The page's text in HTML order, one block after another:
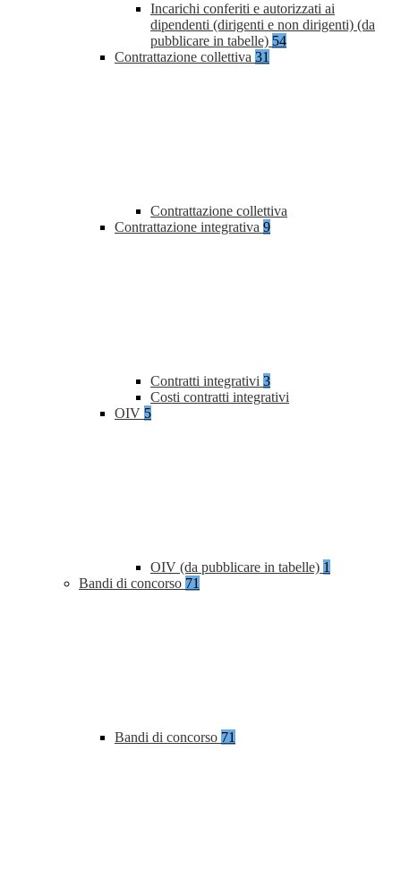
Incarichi conferiti e autorizzati ai
dipendenti (dirigenti e non dirigenti) (da
pubblicare in tabelle) 54
Contrattazione collettiva 31
Contrattazione collettiva
Contrattazione integrativa 9
Contratti integrativi 3
Costi contratti integrativi
OIV 5
OIV (da pubblicare in tabelle) 1
Bandi di concorso 71
Bandi di concorso 71